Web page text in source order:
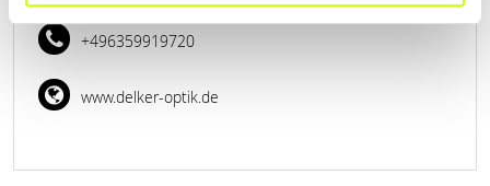
+496359919720
www.delker-optik.de